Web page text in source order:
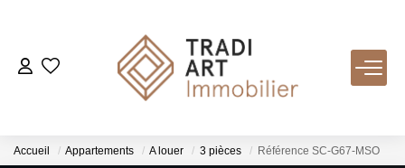
ACHETER
Accueil Appartements A louer 3 pièces Référence SC-G67-MSO